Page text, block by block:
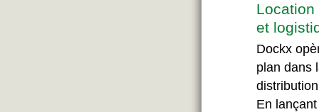
et
Dockx
plan dans
En